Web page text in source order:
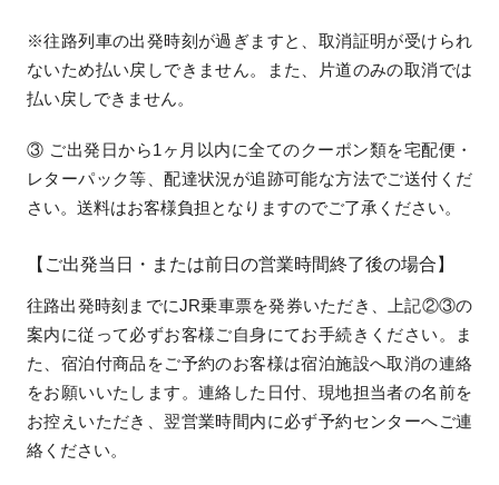
※往路列車の出発時刻が過ぎますと、取消証明が受けられ
ないため払い戻しできません。また、片道のみの取消では
払い戻しできません。
③ ご出発日から1ヶ月以内に全てのクーポン類を宅配便・
レターパック等、配達状況が追跡可能な方法でご送付くだ
さい。送料はお客様負担となりますのでご了承ください。
【ご出発当日・または前日の営業時間終了後の場合】
往路出発時刻までにJR乗車票を発券いただき、上記②③の
案内に従って必ずお客様ご自身にてお手続きください。ま
た、宿泊付商品をご予約のお客様は宿泊施設へ取消の連絡
をお願いいたします。連絡した日付、現地担当者の名前を
お控えいただき、翌営業時間内に必ず予約センターへご連
絡ください。